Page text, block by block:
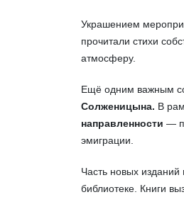
Украшением
прочитали стихи
атмосферу.
Ещё одним важным
Солженицына. В
направленности —
эмиграции.
Часть новых изданий
библиотеке. Книги